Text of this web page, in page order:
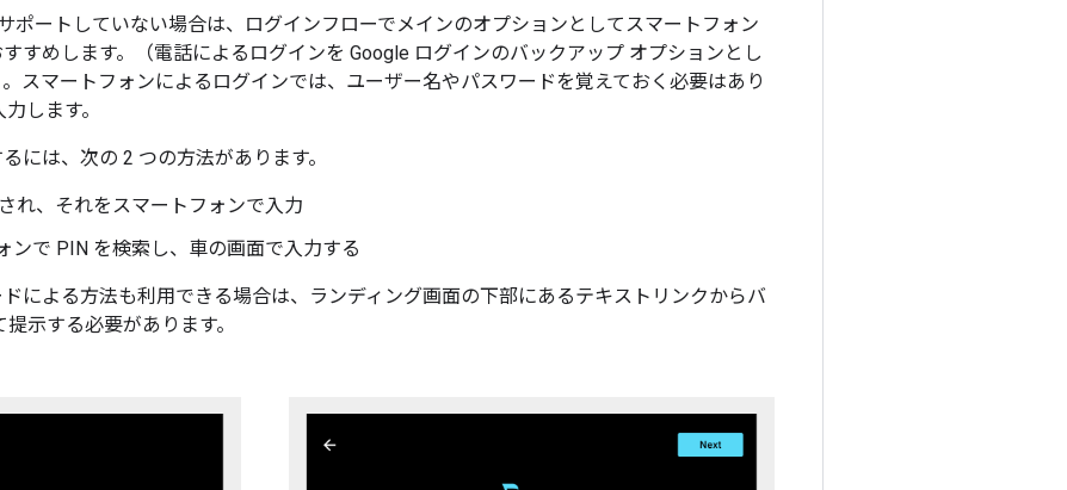
ポートしていない場合は、ログインフローでメインのオプションとしてスマートフォン
すめします。（電話によるログインを Google ログインのバックアップ オプションとし
スマートフォンによるログインでは、ユーザー名やパスワードを覚えておく必要はあり
します。
には、次の 2 つの方法があります。
れ、それをスマートフォンで入力
ンで PIN を検索し、車の画面で入力する
による方法も利用できる場合は、ランディング画面の下部にあるテキストリンクからバ
示する必要があります。